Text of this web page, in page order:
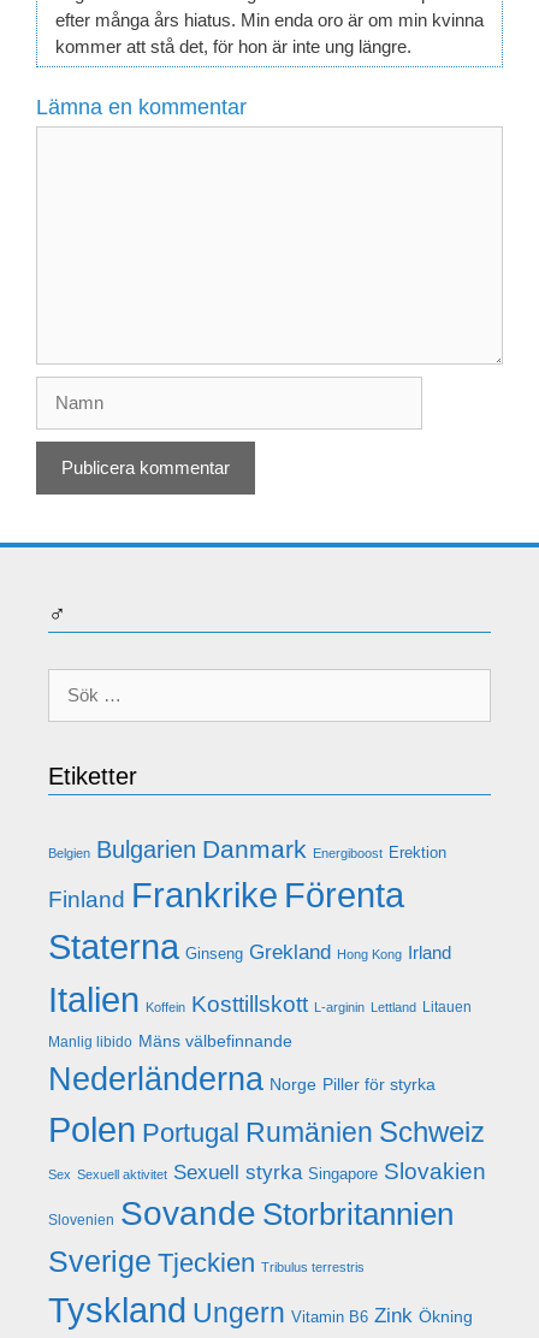
efter många års hiatus. Min enda oro är om min kvinna
kommer att stå det, för hon är inte ung längre.
Lämna en kommentar
♂
Sök
Etiketter
Belgien Bulgarien Danmark Energiboost Erektion
Finland Frankrike Förenta
Staterna Ginseng Grekland Hong Kong Irland
Italien Koffein Kosttillskott L-arginin Lettland Litauen
Manlig libido Mäns välbefinnande
Nederländerna Norge Piller för styrka
Polen Portugal Rumänien Schweiz
Sex Sexuell aktivitet Sexuell styrka Singapore Slovakien
Slovenien Sovande Storbritannien
Sverige Tjeckien Tribulus terrestris
Tyskland Ungern Vitamin B6 Zink Ökning